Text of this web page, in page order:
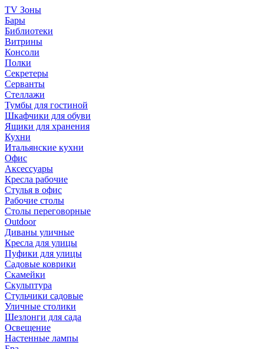
TV Зоны
Бары
Библиотеки
Витрины
Консоли
Полки
Секретеры
Серванты
Стеллажи
Тумбы для гостиной
Шкафчики для обуви
Ящики для хранения
Кухни
Итальянские кухни
Офис
Аксессуары
Кресла рабочие
Стулья в офис
Рабочие столы
Столы переговорные
Outdoor
Диваны уличные
Кресла для улицы
Пуфики для улицы
Садовые коврики
Скамейки
Скульптура
Стульчики садовые
Уличные столики
Шезлонги для сада
Освещение
Hастенные лампы